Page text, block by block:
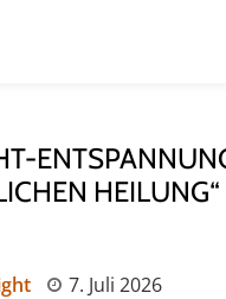
7. Juli 2026